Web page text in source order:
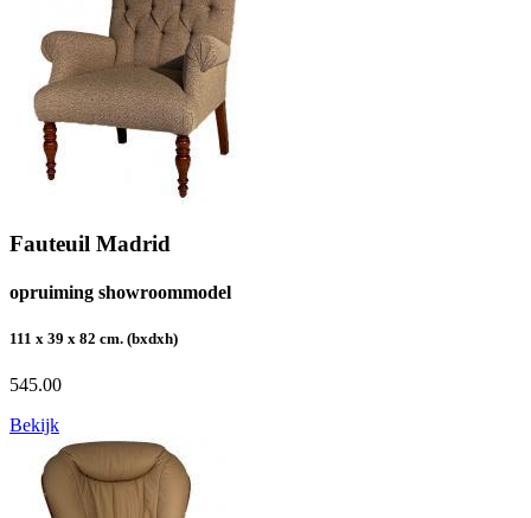
Fauteuil Madrid
opruiming showroommodel
111 x 39 x 82 cm. (bxdxh)
545.00
Bekijk